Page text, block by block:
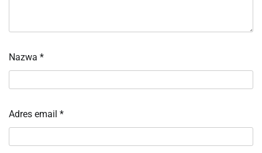
Nazwa *
Adres email *